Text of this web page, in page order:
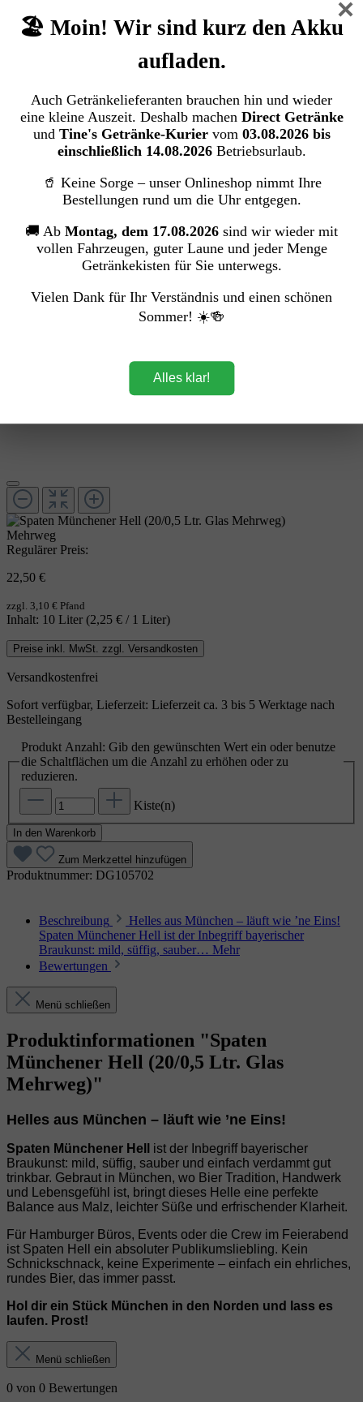
Spaten Münchener Hell (20/0,5 Ltr. Glas
Mehrweg)
Spaten-Franziskaner-Bräu GmbH
Bildergalerie überspringen
Mehrweg
Regulärer Preis:
22,50 €
zzgl. 3,10 € Pfand
Inhalt: 10 Liter (2,25 € / 1 Liter)
Preise inkl. MwSt. zzgl. Versandkosten
Versandkostenfrei
Sofort verfügbar, Lieferzeit: Lieferzeit ca. 3 bis 5 Werktage nach
Bestelleingang
Produkt Anzahl: Gib den gewünschten Wert ein oder benutze
die Schaltflächen um die Anzahl zu erhöhen oder zu
reduzieren.
Kiste(n)
In den Warenkorb
Zum Merkzettel hinzufügen
Produktnummer: DG105702
Beschreibung
Helles aus München – läuft wie ’ne Eins!
Spaten Münchener Hell ist der Inbegriff bayerischer
Braukunst: mild, süffig, sauber… Mehr
Bewertungen
Menü schließen
Produktinformationen "Spaten
Münchener Hell (20/0,5 Ltr. Glas
Mehrweg)"
Helles aus München – läuft wie ’ne Eins!
Spaten Münchener Hell
ist der Inbegriff bayerischer
Braukunst: mild, süffig, sauber und einfach verdammt gut
trinkbar. Gebraut in München, wo Bier Tradition, Handwerk
und Lebensgefühl ist, bringt dieses Helle eine perfekte
Balance aus Malz, leichter Süße und erfrischender Klarheit.
Für Hamburger Büros, Events oder die Crew im Feierabend
ist Spaten Hell ein absoluter Publikumsliebling. Kein
Schnickschnack, keine Experimente – einfach ein ehrliches,
rundes Bier, das immer passt.
Hol dir ein Stück München in den Norden und lass es
laufen. Prost!
Menü schließen
0 von 0 Bewertungen
×
🏖️ Moin! Wir sind kurz den Akku
aufladen.
Auch Getränkelieferanten brauchen hin und wieder
eine kleine Auszeit. Deshalb machen Direct Getränke
und Tine's Getränke-Kuriervom 03.08.2026 bis
einschließlich 14.08.2026Betriebsurlaub.
🥤 Keine Sorge – unser Onlineshop nimmt Ihre
Bestellungen rund um die Uhr entgegen.
🚚 Ab Montag, dem 17.08.2026 sind wir wieder mit
vollen Fahrzeugen, guter Laune und jeder Menge
Getränkekisten für Sie unterwegs.
Vielen Dank für Ihr Verständnis und einen schönen
Sommer! ☀️🍻
Alles klar!